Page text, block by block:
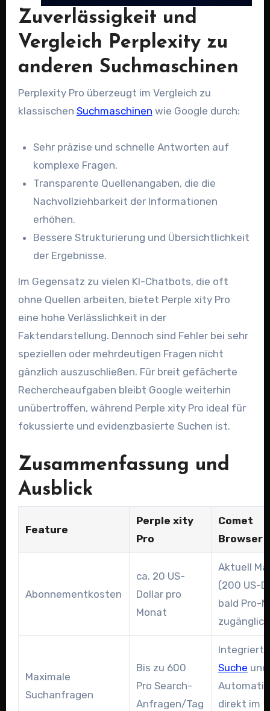
Zuverlässigkeit und
Vergleich Perplexity zu
anderen Suchmaschinen
Perplexity Pro überzeugt im Vergleich zu
klassischen Suchmaschinen wie Google durch:
Sehr präzise und schnelle Antworten auf
komplexe Fragen.
Transparente Quellenangaben, die die
Nachvollziehbarkeit der Informationen
erhöhen.
Bessere Strukturierung und Übersichtlichkeit
der Ergebnisse.
Im Gegensatz zu vielen KI-Chatbots, die oft
ohne Quellen arbeiten, bietet Perple xity Pro
eine hohe Verlässlichkeit in der
Faktendarstellung. Dennoch sind Fehler bei sehr
speziellen oder mehrdeutigen Fragen nicht
gänzlich auszuschließen. Für breit gefächerte
Rechercheaufgaben bleibt Google weiterhin
unübertroffen, während Perple xity Pro ideal für
fokussierte und evidenzbasierte Suchen ist.
Zusammenfassung und
Ausblick
Feature
Perple xity
Pro
Comet
Browser
Abonnementkosten
ca. 20 US-
Dollar pro
Monat
Aktuell
(200 US-
bald Pro-
zugänglich
Maximale
Suchanfragen
Bis zu 600
Pro Search-
Anfragen/Tag
Suche und
direkt im